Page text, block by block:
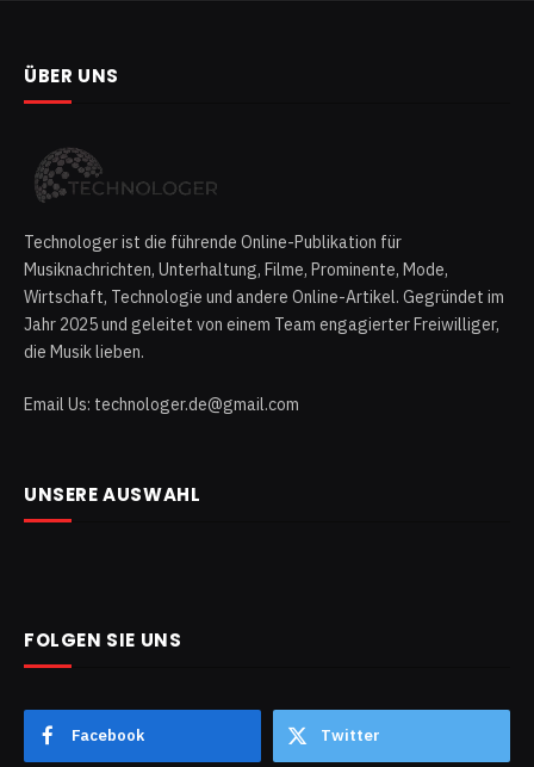
ÜBER UNS
Technologer ist die führende Online-Publikation für
Musiknachrichten, Unterhaltung, Filme, Prominente, Mode,
Wirtschaft, Technologie und andere Online-Artikel. Gegründet im
Jahr 2025 und geleitet von einem Team engagierter Freiwilliger,
die Musik lieben.
Email Us: technologer.de@gmail.com
UNSERE AUSWAHL
FOLGEN SIE UNS
Facebook Twitter